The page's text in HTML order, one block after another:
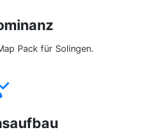
Pack für Solingen.